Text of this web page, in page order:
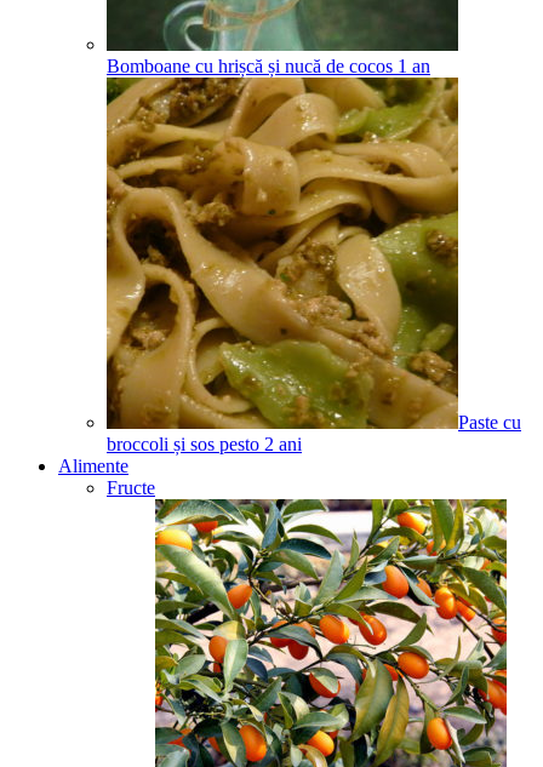
Bomboane cu hrișcă și nucă de cocos 1 an
Paste cu
broccoli și sos pesto 2 ani
Alimente
Fructe